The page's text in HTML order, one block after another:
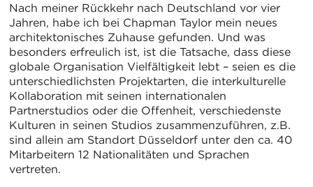
Nach meiner Rückkehr nach Deutschland vor vier
Jahren, habe ich bei Chapman Taylor mein neues
architektonisches Zuhause gefunden. Und was
besonders erfreulich ist, ist die Tatsache, dass diese
globale Organisation Vielfältigkeit lebt – seien es die
unterschiedlichsten Projektarten, die interkulturelle
Kollaboration mit seinen internationalen
Partnerstudios oder die Offenheit, verschiedenste
Kulturen in seinen Studios zusammenzuführen, z.B.
sind allein am Standort Düsseldorf unter den ca. 40
Mitarbeitern 12 Nationalitäten und Sprachen
vertreten.